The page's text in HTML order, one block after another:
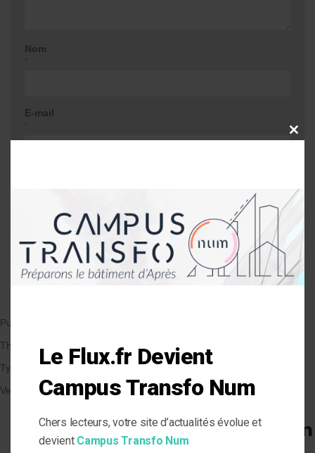
Nom
E-mail
Me prévenir lors d'une réponse à mon
commentaire
Publié le 19/12/2017
Thématique
Types de Bâtiment
Veille et solutions
CLOSE
Le Flux.fr Devient
Campus Transfo Num
Chers lecteurs, votre site d’actualités évolue et
devient Campus Transfo Num